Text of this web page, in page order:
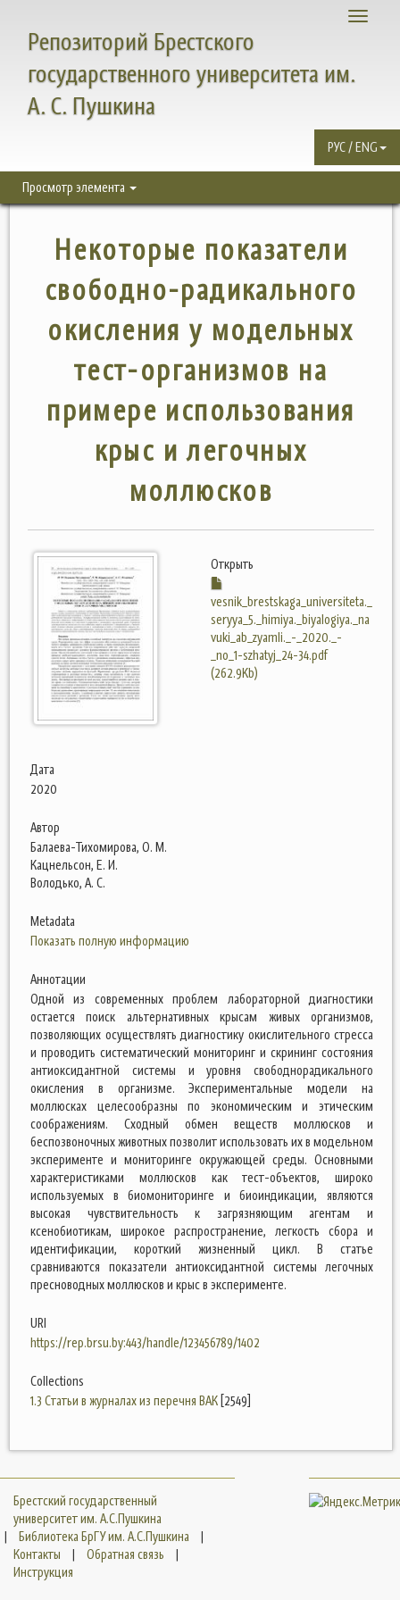
Toggle
Репозиторий Брестского
государственного университета им.
А. С. Пушкина
РУС / ENG
Просмотр элемента
Некоторые показатели
свободно-радикального
окисления у модельных
тест-организмов на
примере использования
крыс и легочных
моллюсков
Открыть
vesnik_brestskaga_universiteta._
seryya_5._himiya._biyalogiya._na
vuki_ab_zyamli._-_2020._-
_no_1-szhatyj_24-34.pdf
(262.9Kb)
Дата
2020
Автор
Балаева-Тихомирова, О. М.
Кацнельсон, Е. И.
Володько, А. С.
Metadata
Показать полную информацию
Аннотации
Одной из современных проблем лабораторной диагностики
остается поиск альтернативных крысам живых организмов,
позволяющих осуществлять диагностику окислительного стресса
и проводить систематический мониторинг и скрининг состояния
антиоксидантной системы и уровня свободнорадикального
окисления в организме. Экспериментальные модели на
моллюсках целесообразны по экономическим и этическим
соображениям. Сходный обмен веществ моллюсков и
беспозвоночных животных позволит использовать их в модельном
эксперименте и мониторинге окружающей среды. Основными
характеристиками моллюсков как тест-объектов, широко
используемых в биомониторинге и биоиндикации, являются
высокая чувствительность к загрязняющим агентам и
ксенобиотикам, широкое распространение, легкость сбора и
идентификации, короткий жизненный цикл. В статье
сравниваются показатели антиоксидантной системы легочных
пресноводных моллюсков и крыс в эксперименте.
URI
https://rep.brsu.by:443/handle/123456789/1402
Collections
1.3 Статьи в журналах из перечня ВАК [2549]
Брестский государственный
университет им. А.С.Пушкина
|
Библиотека БрГУ им. А.С.Пушкина
|
Контакты
| Обратная связь
|
Инструкция